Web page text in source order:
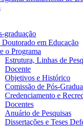
graduação
Doutorado em Educação
o Programa
Estrutura, Linhas de
Docente
Objetivos e Histórico
Comissão de Pós-
Credenciamento e
Docentes
Anuário de Pesquisas
Dissertações e Teses